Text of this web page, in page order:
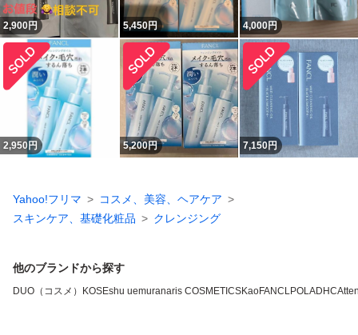
2,900円 5,450円 4,000円
2,950円 5,200円 7,150円
Yahoo!フリマ
コスメ、美容、ヘアケア
スキンケア、基礎化粧品
クレンジング
他のブランドから探す
DUO（コスメ） KOSEshu uemuranaris COSMETICSKaoFANCLPOLADHC